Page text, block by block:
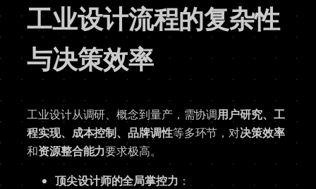
工业设计流程的复杂性
与决策效率
工业设计从调研、概念到量产，需协调用户研究、工
程实现、成本控制、品牌调性等多环节，对决策效率
和资源整合能力要求极高。
顶尖设计师的全局掌控力 ：